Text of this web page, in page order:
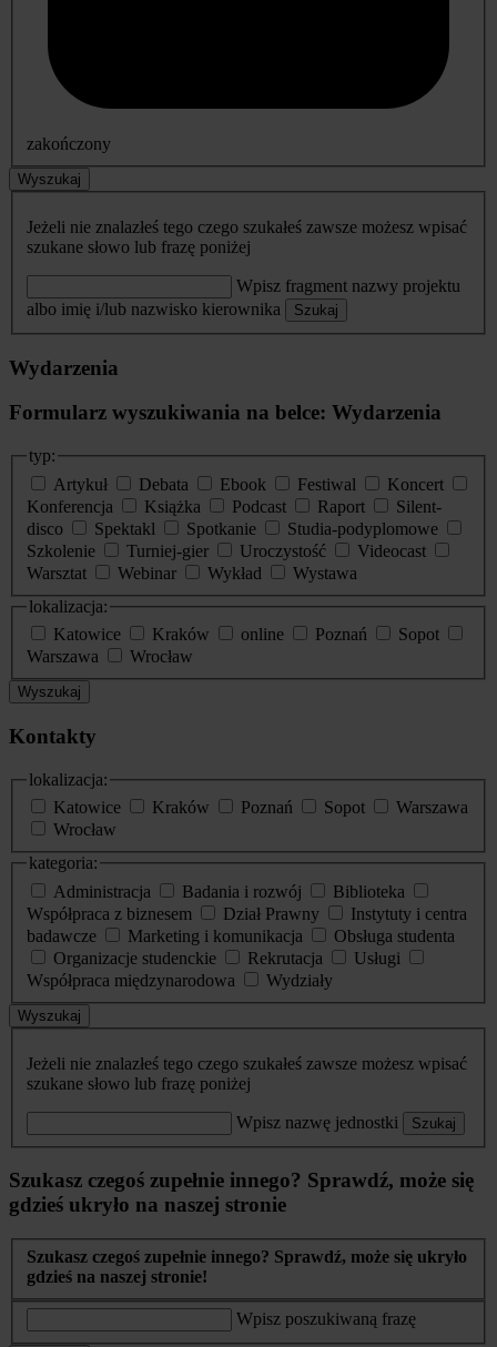
zakończony
Wyszukaj
Jeżeli nie znalazłeś tego czego szukałeś zawsze możesz wpisać
szukane słowo lub frazę poniżej
Wpisz fragment nazwy projektu
albo imię i/lub nazwisko kierownika
Szukaj
Wydarzenia
Formularz wyszukiwania na belce: Wydarzenia
typ:
Artykuł
Debata Ebook Festiwal
Koncert
Konferencja
Książka Podcast Raport
Silent-
disco
Spektakl Spotkanie
Studia-podyplomowe
Szkolenie
Turniej-gier Uroczystość
Videocast
Warsztat
Webinar Wykład
Wystawa
lokalizacja:
Katowice
Kraków online Poznań
Sopot
Warszawa
Wrocław
Wyszukaj
Kontakty
lokalizacja:
Katowice
Kraków Poznań Sopot
Warszawa
Wrocław
kategoria:
Administracja
Badania i rozwój
Biblioteka
Współpraca z biznesem
Dział Prawny
Instytuty i centra
badawcze
Marketing i komunikacja
Obsługa studenta
Organizacje studenckie
Rekrutacja
Usługi
Współpraca międzynarodowa
Wydziały
Wyszukaj
Jeżeli nie znalazłeś tego czego szukałeś zawsze możesz wpisać
szukane słowo lub frazę poniżej
Wpisz nazwę jednostki Szukaj
Szukasz czegoś zupełnie innego? Sprawdź, może się
gdzieś ukryło na naszej stronie
Szukasz czegoś zupełnie innego? Sprawdź, może się ukryło
gdzieś na naszej stronie!
Wpisz poszukiwaną frazę